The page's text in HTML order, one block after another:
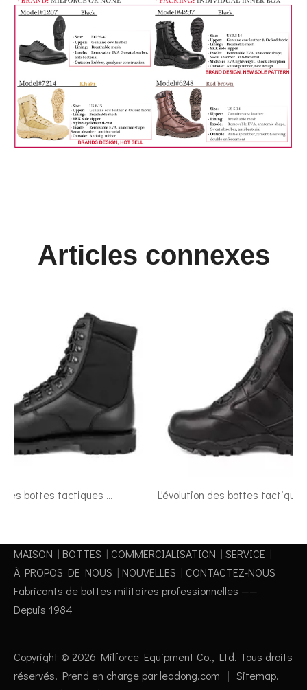
Articles connexes
Comment les bottes tactiques militaires peuvent améliorer vos aventures en plein air
MAISON | BOTTES | COMMERCIALISATION | SERVICE |
À PROPOS DE NOUS | NOUVELLES | CONTACTEZ-NOUS
Fabricants de bottes militaires professionnelles ——
Depuis 1984
Copyright © 2026 Milforce Equipment Co., Ltd. Tous droits
réservés. Prend en charge parleadong.com ｜ Sitemap.